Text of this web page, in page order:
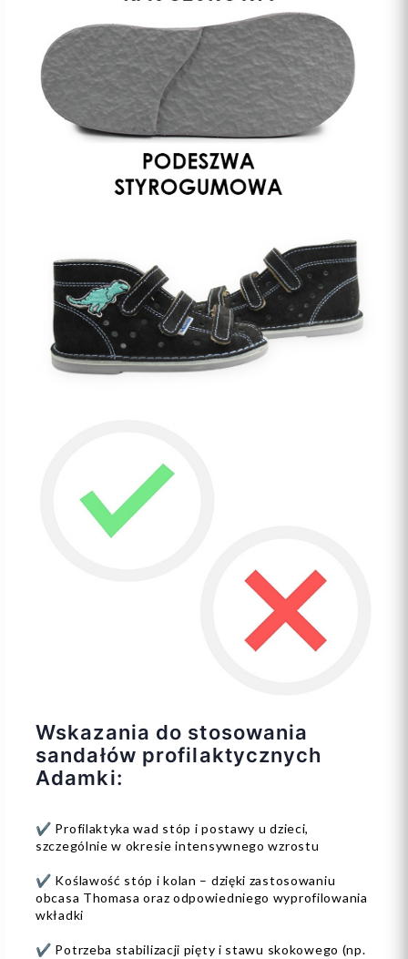
Wskazania do stosowania
sandałów profilaktycznych
Adamki:
✔️ Profilaktyka wad stóp i postawy u dzieci,
szczególnie w okresie intensywnego wzrostu
✔️ Koślawość stóp i kolan – dzięki zastosowaniu
obcasa Thomasa oraz odpowiedniego wyprofilowania
wkładki
✔️ Potrzeba stabilizacji pięty i stawu skokowego (np.